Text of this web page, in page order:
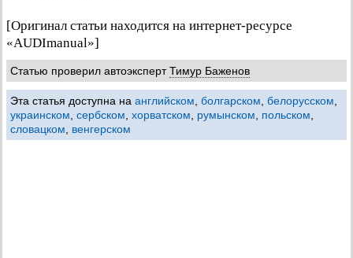
[Оригинал статьи находится на интернет-ресурсе
«AUDImanual»]
Статью проверил автоэкспертТимур Баженов
Эта статья доступна на английском болгарском белорусском
украинском сербском хорватском румынском польском
словацком
венгерском